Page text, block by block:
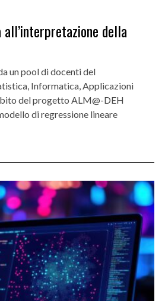
della
un pool di docenti del
Informatica, Applicazioni
del progetto ALM@-DEH
di regressione lineare